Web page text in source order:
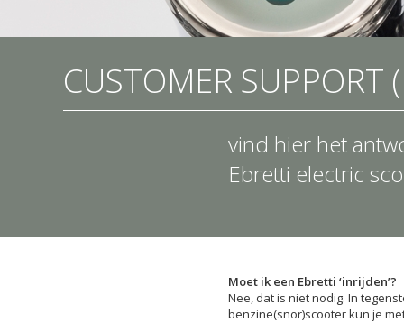
CUSTOMER SUPPORT
vind hier het
Ebretti electric
Moet ik een Ebretti ‘inrijden’?
Nee, dat is niet nodig. In
benzine(snor)scooter kun je